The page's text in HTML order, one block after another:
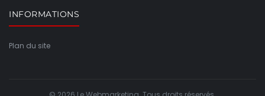
INFORMATIONS
Plan du site